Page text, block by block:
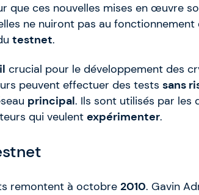
que ces nouvelles mises en œuvre
ne nuiront pas au
testnet.
crucial pour le développement des
peuvent effectuer des tests sans
principal. Ils sont utilisés par les
qui veulent expérimenter.
remontent à octobre 2010. Gavin